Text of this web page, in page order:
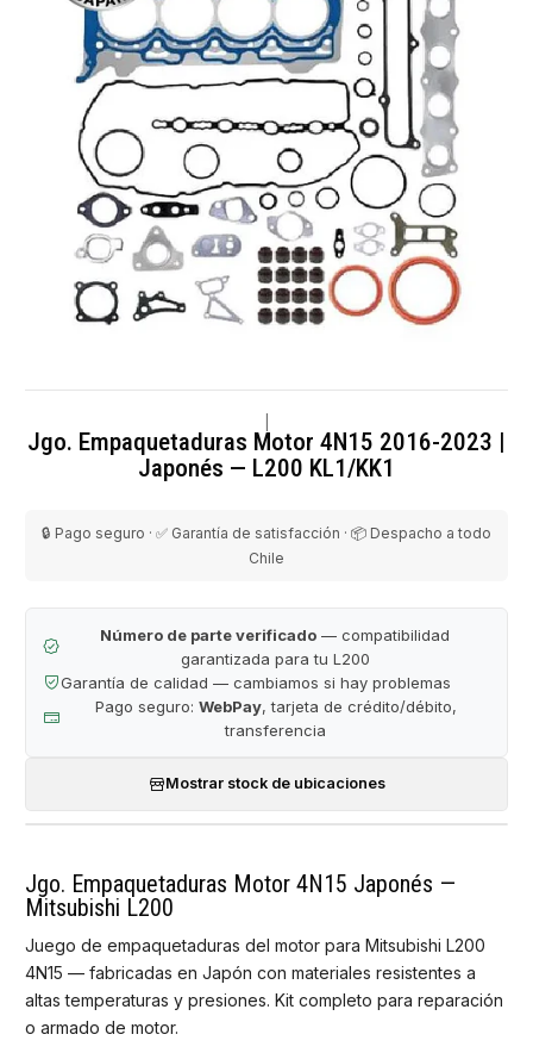
Jgo. Empaquetaduras Motor 4N15 2016-2023 |
Japonés — L200 KL1/KK1
🔒 Pago seguro · ✅ Garantía de satisfacción · 📦 Despacho a todo
Chile
Número de parte verificado — compatibilidad
garantizada para tu L200
Garantía de calidad — cambiamos si hay problemas
Pago seguro: WebPay, tarjeta de crédito/débito,
transferencia
Mostrar stock de ubicaciones
Jgo. Empaquetaduras Motor 4N15 Japonés —
Mitsubishi L200
Juego de empaquetaduras del motor para Mitsubishi L200
4N15 — fabricadas en Japón con materiales resistentes a
altas temperaturas y presiones. Kit completo para reparación
o armado de motor.